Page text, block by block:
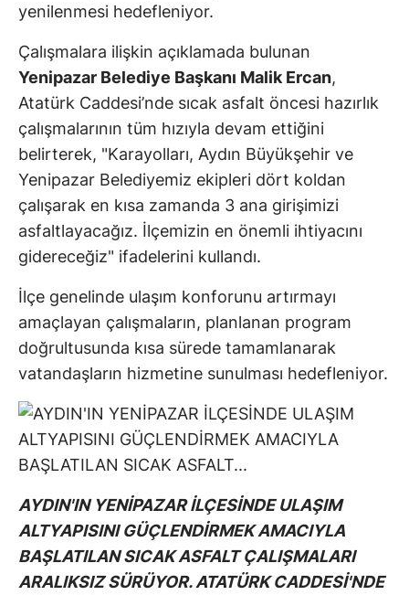
yenilenmesi hedefleniyor.
Çalışmalara ilişkin açıklamada bulunan
Yenipazar Belediye Başkanı Malik Ercan,
Atatürk Caddesi’nde sıcak asfalt öncesi hazırlık
çalışmalarının tüm hızıyla devam ettiğini
belirterek, "Karayolları, Aydın Büyükşehir ve
Yenipazar Belediyemiz ekipleri dört koldan
çalışarak en kısa zamanda 3 ana girişimizi
asfaltlayacağız. İlçemizin en önemli ihtiyacını
gidereceğiz" ifadelerini kullandı.
İlçe genelinde ulaşım konforunu artırmayı
amaçlayan çalışmaların, planlanan program
doğrultusunda kısa sürede tamamlanarak
vatandaşların hizmetine sunulması hedefleniyor.
AYDIN'IN YENİPAZAR İLÇESİNDE ULAŞIM
ALTYAPISINI GÜÇLENDİRMEK AMACIYLA
BAŞLATILAN SICAK ASFALT ÇALIŞMALARI
ARALIKSIZ SÜRÜYOR. ATATÜRK CADDESİ'NDE